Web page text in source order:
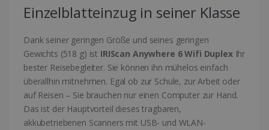
Einzelblatteinzug in seiner Klasse
Dank seiner geringen Größe und seines geringen
Gewichts (518 g) ist IRIScan Anywhere 6 Wifi DuplexIhr
bester Reisebegleiter. Sie können ihn mühelos einfach
überallhin mitnehmen. Egal ob zur Schule, zur Arbeit oder
auf Reisen – Sie brauchen nur einen Computer zur Hand.
Das ist der Hauptvorteil dieses tragbaren,
akkubetriebenen Scanners mit USB- und WLAN-